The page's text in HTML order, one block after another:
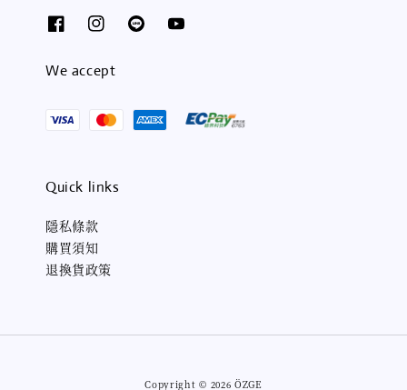
We accept
Quick links
隱私條款
購買須知
退換貨政策
Copyright © 2026 ÖZGE